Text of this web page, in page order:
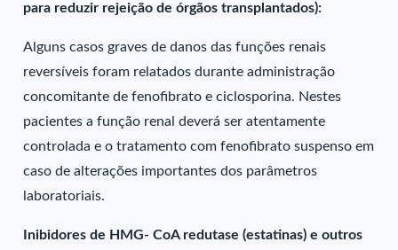
para reduzir rejeição de órgãos transplantados):
Alguns casos graves de danos das funções renais
reversíveis foram relatados durante administração
concomitante de fenofibrato e ciclosporina. Nestes
pacientes a função renal deverá ser atentamente
controlada e o tratamento com fenofibrato suspenso em
caso de alterações importantes dos parâmetros
laboratoriais.
Inibidores de HMG- CoA redutase (estatinas) e outros